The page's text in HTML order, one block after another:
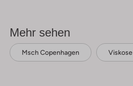
Mehr sehen
Msch Copenhagen Viskose